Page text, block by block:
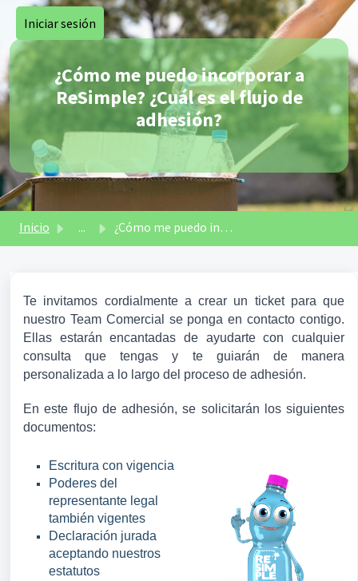
Saltar al contenido principal
Iniciar sesión
¿Cómo me puedo incorporar a
ReSimple? ¿Cuál es el flujo de
adhesión?
Inicio ... ¿Cómo me puedo incorporar a ReSimple? ¿Cuál es el flujo d...
Te invitamos cordialmente a crear un ticket para que
nuestro Team Comercial se ponga en contacto contigo.
Ellas estarán encantadas de ayudarte con cualquier
consulta que tengas y te guiarán de manera
personalizada a lo largo del proceso de adhesión.
En este flujo de adhesión, se solicitarán los siguientes
documentos:
Escritura con vigencia
Poderes del
representante legal
también vigentes
Declaración jurada
aceptando nuestros
estatutos